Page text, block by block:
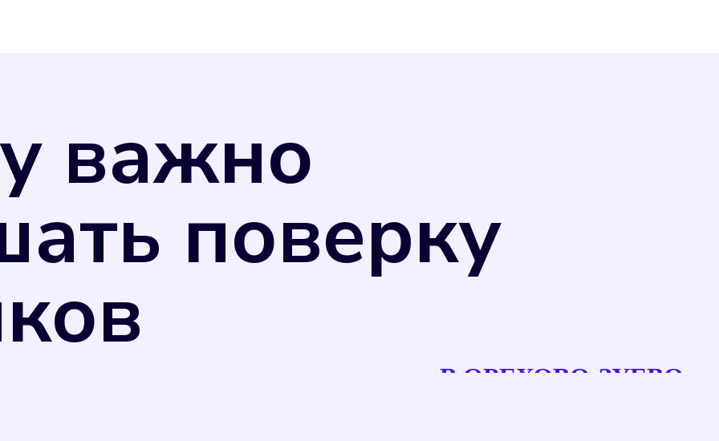
важно
поверку
потребляемых коммунальных ресурсов, что позволяет избежать переплаты
В ОРЕХОВО-ЗУЕВО